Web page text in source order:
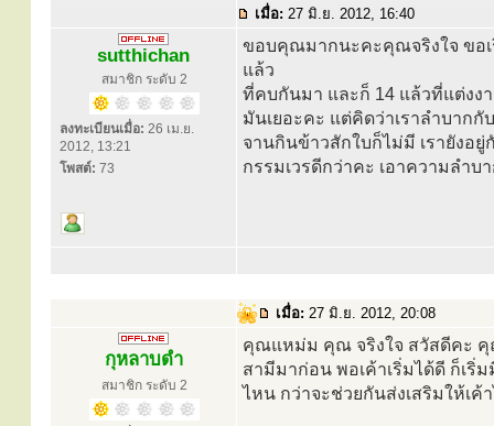
เมื่อ: 27 มิ.ย. 2012, 16:40
sutthichan
สมาชิก ระดับ 2
ลงทะเบียนเมื่อ: 26 เม.ย.
2012, 13:21
โพสต์: 73
ขอบคุณมากนะคะคุณจริงใจ ขอเ
แล้ว
ที่คบกันมา และก็ 14 แล้วที่แต่งง
มันเยอะคะ แต่คิดว่าเราลำบาก
จานกินข้าวสักใบก็ไม่มี เรายังอ
กรรมเวรดีกว่าคะ เอาความลำ
เมื่อ: 27 มิ.ย. 2012, 20:08
กุหลาบดำ
สมาชิก ระดับ 2
คุณแหม่ม คุณ จริงใจ สวัสดีคะ คุ
สามีมาก่อน พอเค้าเริ่มได้ดี ก็เริ่
ไหน กว่าจะช่วยกันส่งเสริมให้เค้